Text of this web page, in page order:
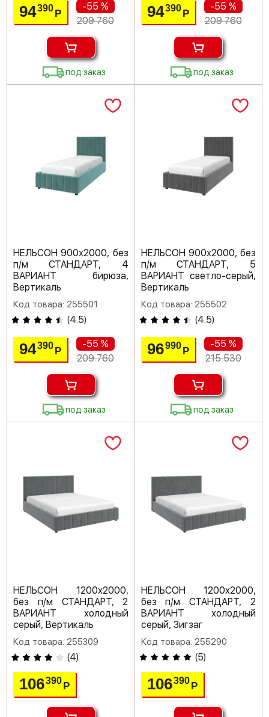
94390 Р
-55 %
209 760
под заказ
94390 Р
-55 %
209 760
под заказ
НЕЛЬСОН 900х2000, без
п/м СТАНДАРТ, 4
ВАРИАНТ бирюза,
Вертикаль
Код товара: 255501
(4.5)
94390 Р
-55 %
209 760
под заказ
НЕЛЬСОН 900х2000, без
п/м СТАНДАРТ, 5
ВАРИАНТ светло-серый,
Вертикаль
Код товара: 255502
(4.5)
96990 Р
-55 %
215 530
под заказ
НЕЛЬСОН 1200х2000,
без п/м СТАНДАРТ, 2
ВАРИАНТ холодный
серый, Вертикаль
Код товара: 255309
(4)
106390 Р
НЕЛЬСОН 1200х2000,
без п/м СТАНДАРТ, 2
ВАРИАНТ холодный
серый, Зигзаг
Код товара: 255290
(5)
106390 Р